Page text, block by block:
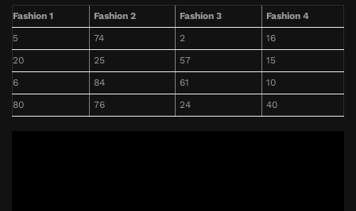
Fashion 1 Fashion 2 Fashion 3
Fashion 4
5
74 2
16
20
25 57
15
6
84 61
10
80
76 24 40